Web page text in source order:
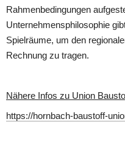
Rahmenbedingungen
Unternehmensphilosophie
Spielräume, um den
Rechnung zu tragen.
Nähere Infos zu Union
https://hornbach-baustoff-